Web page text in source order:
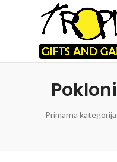
Pokloni
Primarna kategorija